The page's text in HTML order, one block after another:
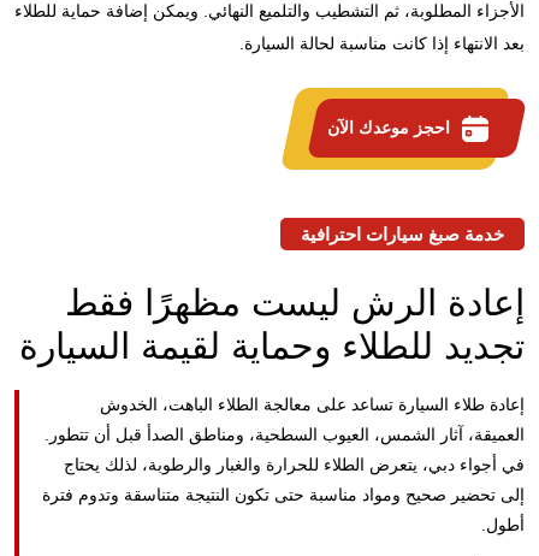
الأجزاء المطلوبة، ثم التشطيب والتلميع النهائي. ويمكن إضافة حماية للطلاء
بعد الانتهاء إذا كانت مناسبة لحالة السيارة.
احجز موعدك الآن
خدمة صبغ سيارات احترافية
إعادة الرش ليست مظهرًا فقط
تجديد للطلاء وحماية لقيمة السيارة
إعادة طلاء السيارة تساعد على معالجة الطلاء الباهت، الخدوش
العميقة، آثار الشمس، العيوب السطحية، ومناطق الصدأ قبل أن تتطور.
في أجواء دبي، يتعرض الطلاء للحرارة والغبار والرطوبة، لذلك يحتاج
إلى تحضير صحيح ومواد مناسبة حتى تكون النتيجة متناسقة وتدوم فترة
أطول.